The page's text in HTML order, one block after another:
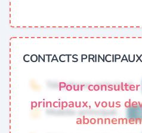
CONTACTS PRINCIPAUX
Pour
principaux, vous